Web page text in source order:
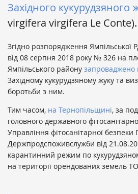
Західного кукурудзяного
virgifera virgifera Le Conte).
Згідно розпорядження Ямпільської
від 08 серпня 2018 року № 326 на
Ямпільського району
Західному кукурудзяному жуку та
боротьби з ним.
Тим часом, на Тернопільщині, за
головного державного
Управління фітосанітарної безпеки
Держпродспоживслужби від
карантинний режим по
на території орендованих земель